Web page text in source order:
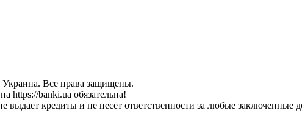
Все права защищены.
https://banki.ua обязательна!
выдает кредиты и не несет ответственности за любые